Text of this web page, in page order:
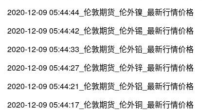
2020-12-09 05:44:44_伦敦期货_伦外镍_最新行情价格
2020-12-09 05:44:42_伦敦期货_伦外锡_最新行情价格
2020-12-09 05:44:33_伦敦期货_伦外铅_最新行情价格
2020-12-09 05:44:27_伦敦期货_伦外锌_最新行情价格
2020-12-09 05:44:21_伦敦期货_伦外铝_最新行情价格
2020-12-09 05:44:17_伦敦期货_伦外铜_最新行情价格